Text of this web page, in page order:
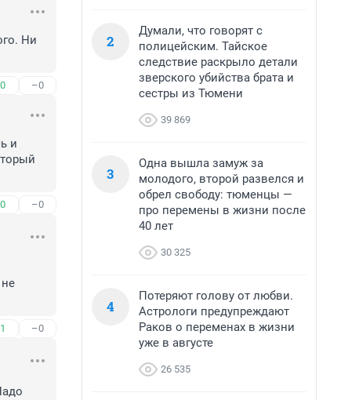
Ни
–0
и
–0
–0
2
Думали, что говорят с
полицейским. Тайское
следствие раскрыло детали
зверского убийства брата и
сестры из Тюмени
39 869
3
Одна вышла замуж за
молодого, второй развелся и
обрел свободу: тюменцы —
про перемены в жизни после
40 лет
30 325
4
Потеряют голову от любви.
Астрологи предупреждают
Раков о переменах в жизни
уже в августе
26 535